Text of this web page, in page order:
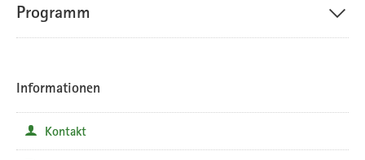
Programm
Informationen
Kontakt